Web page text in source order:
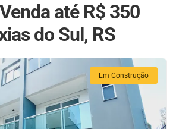
até R$ 350
do Sul, RS
Em Construção